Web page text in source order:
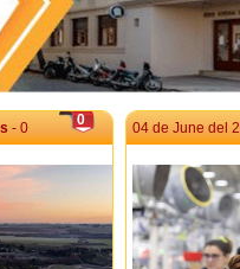
0
- 0 04 de June del